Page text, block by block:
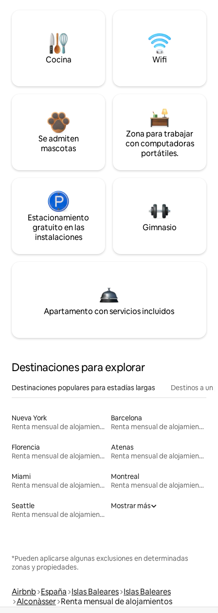
Cocina Wifi
Se admiten
mascotas
Zona para trabajar
con computadoras
portátiles.
Estacionamiento
gratuito en las
instalaciones
Gimnasio
Apartamento con servicios incluidos
Destinaciones para explorar
Destinaciones populares para estadías largas Destinos a un
Nueva York
Renta mensual de alojamientos
Barcelona
Renta mensual de alojamientos
Florencia
Renta mensual de alojamientos
Atenas
Renta mensual de alojamientos
Miami
Renta mensual de alojamientos
Montreal
Renta mensual de alojamientos
Seattle
Renta mensual de alojamientos
Mostrar más
*Pueden aplicarse algunas exclusiones en determinadas
zonas y propiedades.
Airbnb España Islas Baleares Islas Baleares
Alconàsser Renta mensual de alojamientos